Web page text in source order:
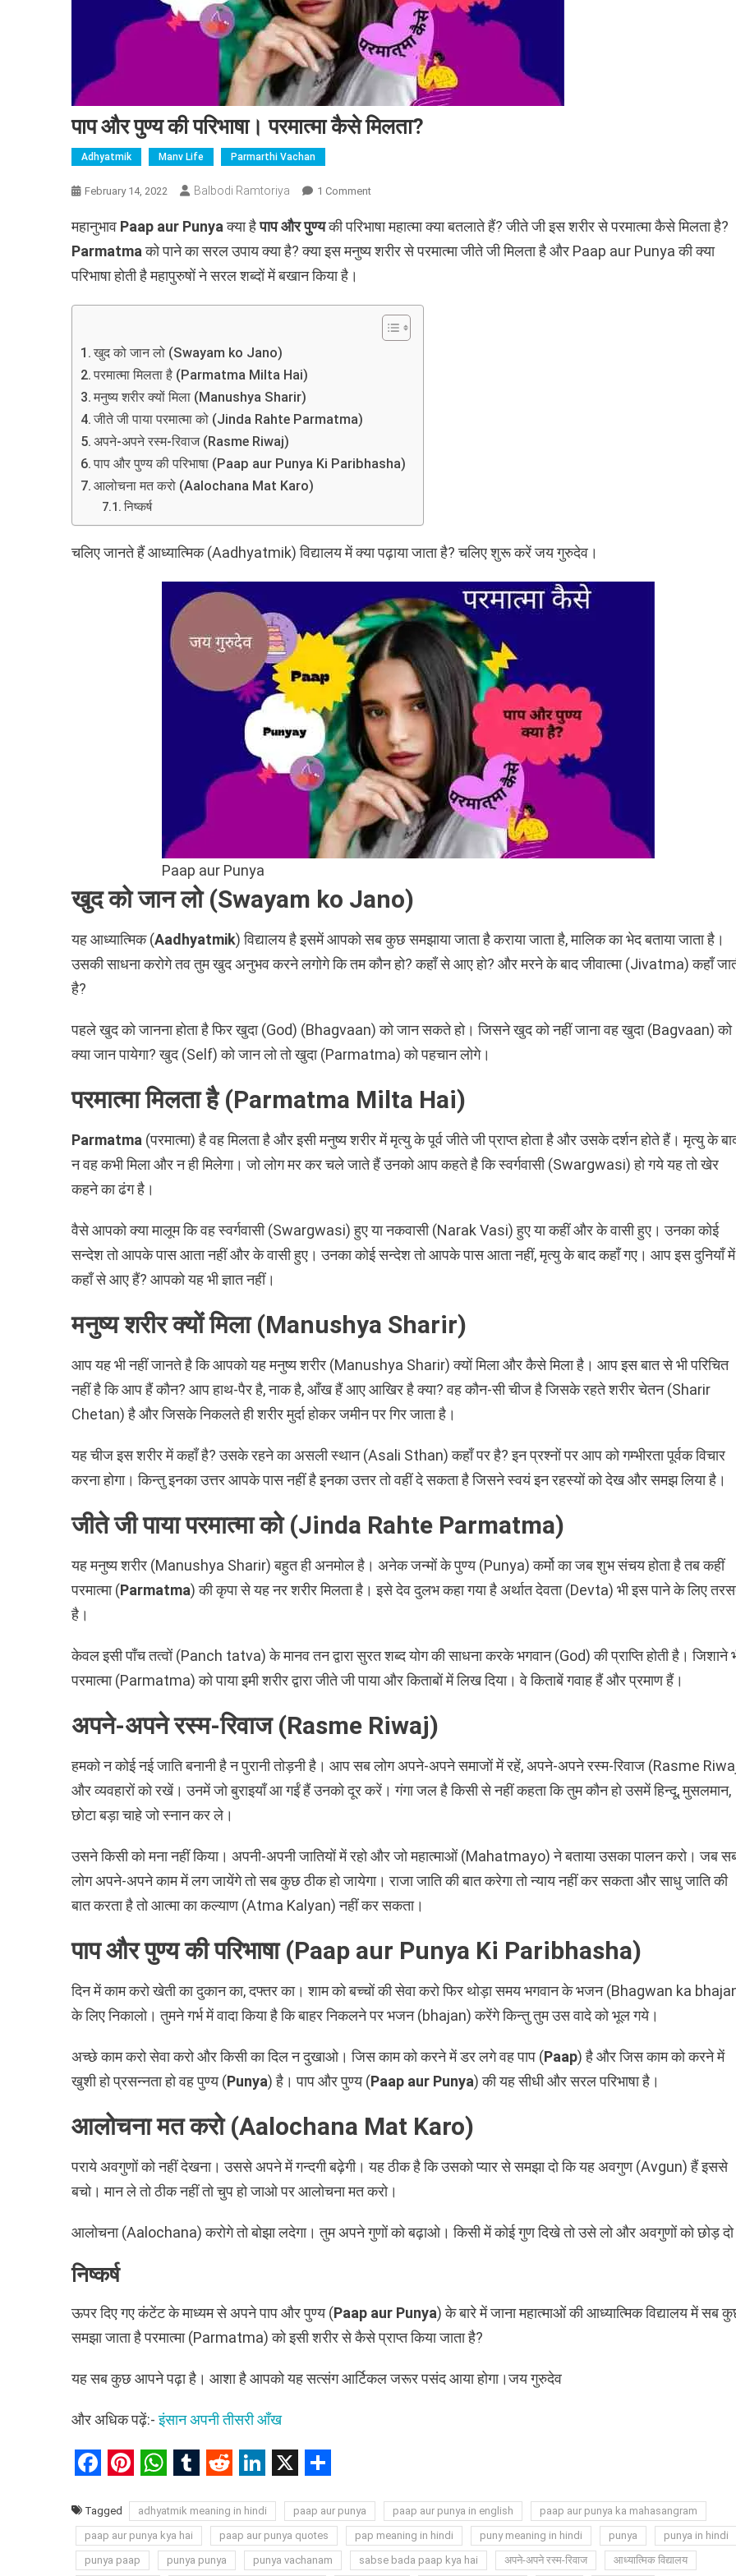
पाप और पुण्य की परिभाषा। परमात्मा कैसे मिलता?
Adhyatmik Manv Life Parmarthi Vachan
February 14, 2022 Balbodi Ramtoriya 1 CommentOn
और
कैसे
मिलता?
महानुभाव Paap aur Punyaक्या हैपाप और पुण्यकी परिभाषा महात्मा क्या बतलाते हैं? जीते जी इस शरीर से परमात्मा कैसे मिलता है?
Parmatmaको पाने का सरल उपाय क्या है? क्या इस मनुष्य शरीर से परमात्मा जीते जी मिलता है और Paap aur Punya की क्या
परिभाषा होती है महापुरुषों ने सरल शब्दों में बखान किया है।
खुद को जान लो (Swayam ko Jano)
परमात्मा मिलता है (Parmatma Milta Hai)
मनुष्य शरीर क्यों मिला (Manushya Sharir)
जीते जी पाया परमात्मा को (Jinda Rahte Parmatma)
अपने-अपने रस्म-रिवाज (Rasme Riwaj)
पाप और पुण्य की परिभाषा (Paap aur Punya Ki Paribhasha)
आलोचना मत करो (Aalochana Mat Karo)
निष्कर्ष
चलिए जानते हैं आध्यात्मिक (Aadhyatmik) विद्यालय में क्या पढ़ाया जाता है? चलिए शुरू करें जय गुरुदेव।
Paap aur Punya
खुद को जान लो (Swayam ko Jano)
यह आध्यात्मिक (Aadhyatmik) विद्यालय है इसमें आपको सब कुछ समझाया जाता है कराया जाता है, मालिक का भेद बताया जाता है।
उसकी साधना करोगे तव तुम खुद अनुभव करने लगोगे कि तम कौन हो? कहाँ से आए हो? और मरने के बाद जीवात्मा (Jivatma) कहाँ
है?
पहले खुद को जानना होता है फिर खुदा (God) (Bhagvaan) को जान सकते हो। जिसने खुद को नहीं जाना वह खुदा (Bagvaan) को
क्या जान पायेगा? खुद (Self) को जान लो तो खुदा (Parmatma) को पहचान लोगे।
परमात्मा मिलता है (Parmatma Milta Hai)
Parmatma (परमात्मा) है वह मिलता है और इसी मनुष्य शरीर में मृत्यु के पूर्व जीते जी प्राप्त होता है और उसके दर्शन होते हैं। मृत्यु के
न वह कभी मिला और न ही मिलेगा। जो लोग मर कर चले जाते हैं उनको आप कहते है कि स्वर्गवासी (Swargwasi) हो गये यह तो खेर
कहने का ढंग है।
वैसे आपको क्या मालूम कि वह स्वर्गवासी (Swargwasi) हुए या नकवासी (Narak Vasi) हुए या कहीं और के वासी हुए। उनका कोई
सन्देश तो आपके पास आता नहीं और के वासी हुए। उनका कोई सन्देश तो आपके पास आता नहीं, मृत्यु के बाद कहाँ गए। आप इस दुनियाँ में
कहाँ से आए हैं? आपको यह भी ज्ञात नहीं।
मनुष्य शरीर क्यों मिला (Manushya Sharir)
आप यह भी नहीं जानते है कि आपको यह मनुष्य शरीर (Manushya Sharir) क्यों मिला और कैसे मिला है। आप इस बात से भी परिचित
नहीं है कि आप हैं कौन? आप हाथ-पैर है, नाक है, आँख हैं आए आखिर है क्या? वह कौन-सी चीज है जिसके रहते शरीर चेतन (Sharir
Chetan) है और जिसके निकलते ही शरीर मुर्दा होकर जमीन पर गिर जाता है।
यह चीज इस शरीर में कहाँ है? उसके रहने का असली स्थान (Asali Sthan) कहाँ पर है? इन प्रश्नों पर आप को गम्भीरता पूर्वक विचार
करना होगा। किन्तु इनका उत्तर आपके पास नहीं है इनका उत्तर तो वहीं दे सकता है जिसने स्वयं इन रहस्यों को देख और समझ लिया है।
जीते जी पाया परमात्मा को (Jinda Rahte Parmatma)
यह मनुष्य शरीर (Manushya Sharir) बहुत ही अनमोल है। अनेक जन्मों के पुण्य (Punya) कर्मो का जब शुभ संचय होता है तब कहीं
परमात्मा (Parmatma) की कृपा से यह नर शरीर मिलता है। इसे देव दुलभ कहा गया है अर्थात देवता (Devta) भी इस पाने के लिए
है।
केवल इसी पाँच तत्वों (Panch tatva) के मानव तन द्वारा सुरत शब्द योग की साधना करके भगवान (God) की प्राप्ति होती है। जिशाने
परमात्मा (Parmatma) को पाया इमी शरीर द्वारा जीते जी पाया और किताबों में लिख दिया। वे किताबें गवाह हैं और प्रमाण हैं।
अपने-अपने रस्म-रिवाज (Rasme Riwaj)
हमको न कोई नई जाति बनानी है न पुरानी तोड़नी है। आप सब लोग अपने-अपने समाजों में रहें, अपने-अपने रस्म-रिवाज (Rasme
और व्यवहारों को रखें। उनमें जो बुराइयाँ आ गईं हैं उनको दूर करें। गंगा जल है किसी से नहीं कहता कि तुम कौन हो उसमें हिन्दू, मुसलमान,
छोटा बड़ा चाहे जो स्नान कर ले।
उसने किसी को मना नहीं किया। अपनी-अपनी जातियों में रहो और जो महात्माओं (Mahatmayo) ने बताया उसका पालन करो। जब
लोग अपने-अपने काम में लग जायेंगे तो सब कुछ ठीक हो जायेगा। राजा जाति की बात करेगा तो न्याय नहीं कर सकता और साधु जाति की
बात करता है तो आत्मा का कल्याण (Atma Kalyan) नहीं कर सकता।
पाप और पुण्य की परिभाषा (Paap aur Punya Ki Paribhasha)
दिन में काम करो खेती का दुकान का, दफ्तर का। शाम को बच्चों की सेवा करो फिर थोड़ा समय भगवान के भजन (Bhagwan ka
के लिए निकालो। तुमने गर्भ में वादा किया है कि बाहर निकलने पर भजन (bhajan) करेंगे किन्तु तुम उस वादे को भूल गये।
अच्छे काम करो सेवा करो और किसी का दिल न दुखाओ। जिस काम को करने में डर लगे वह पाप (Paap) है और जिस काम को करने में
खुशी हो प्रसन्नता हो वह पुण्य (Punya) है। पाप और पुण्य (Paap aur Punya) की यह सीधी और सरल परिभाषा है।
आलोचना मत करो (Aalochana Mat Karo)
पराये अवगुणों को नहीं देखना। उससे अपने में गन्दगी बढ़ेगी। यह ठीक है कि उसको प्यार से समझा दो कि यह अवगुण (Avgun) हैं इससे
बचो। मान ले तो ठीक नहीं तो चुप हो जाओ पर आलोचना मत करो।
आलोचना (Aalochana) करोगे तो बोझा लदेगा। तुम अपने गुणों को बढ़ाओ। किसी में कोई गुण दिखे तो उसे लो और अवगुणों को छोड़
निष्कर्ष
ऊपर दिए गए कंटेंट के माध्यम से अपने पाप और पुण्य (Paap aur Punya) के बारे में जाना महात्माओं की आध्यात्मिक विद्यालय में सब
समझा जाता है परमात्मा (Parmatma) को इसी शरीर से कैसे प्राप्त किया जाता है?
यह सब कुछ आपने पढ़ा है। आशा है आपको यह सत्संग आर्टिकल जरूर पसंद आया होगा।जय गुरुदेव
और अधिक पढ़ें:-इंसान अपनी तीसरी आँख
Tagged adhyatmik meaning in hindi paap aur punya paap aur punya in english
paap aur punya ka mahasangram
paap aur punya kya hai
paap aur punya quotes pap meaning in hindi puny meaning in hindi punya
punya in hindi
punya paap
punya punya punya vachanam sabse bada paap kya hai अपने-अपने रस्म-रिवाज आध्यात्मिक विद्यालय